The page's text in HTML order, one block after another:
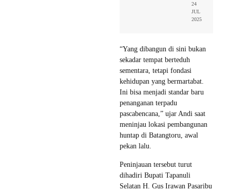
24
JUL
2025
“Yang dibangun di sini bukan
sekadar tempat berteduh
sementara, tetapi fondasi
kehidupan yang bermartabat.
Ini bisa menjadi standar baru
penanganan terpadu
pascabencana,” ujar Andi saat
meninjau lokasi pembangunan
huntap di Batangtoru, awal
pekan lalu.
Peninjauan tersebut turut
dihadiri Bupati Tapanuli
Selatan H. Gus Irawan Pasaribu